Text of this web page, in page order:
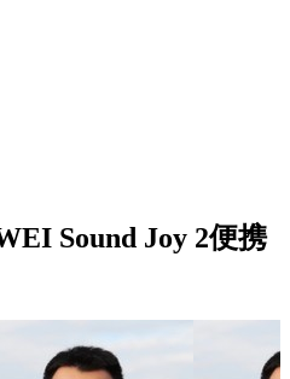
Sound Joy 2便携